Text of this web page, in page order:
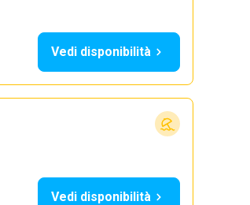
Vedi disponibilità
Vedi disponibilità